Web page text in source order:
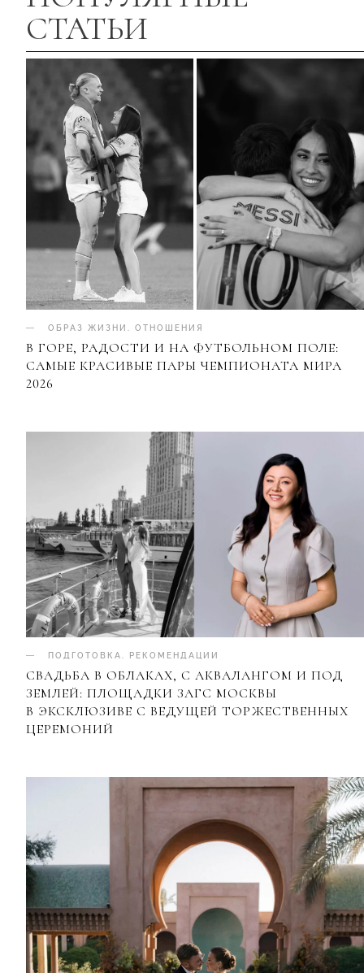
СТАТЬИ
ОБРАЗ ЖИЗНИ ОТНОШЕНИЯ
В ГОРЕ, РАДОСТИ И НА ФУТБОЛЬНОМ ПОЛЕ:
САМЫЕ КРАСИВЫЕ ПАРЫ ЧЕМПИОНАТА МИРА
2026
ПОДГОТОВКА РЕКОМЕНДАЦИИ
СВАДЬБА В ОБЛАКАХ, С АКВАЛАНГОМ И ПОД
ЗЕМЛЕЙ: ПЛОЩАДКИ ЗАГС МОСКВЫ
В ЭКСКЛЮЗИВЕ С ВЕДУЩЕЙ ТОРЖЕСТВЕННЫХ
ЦЕРЕМОНИЙ